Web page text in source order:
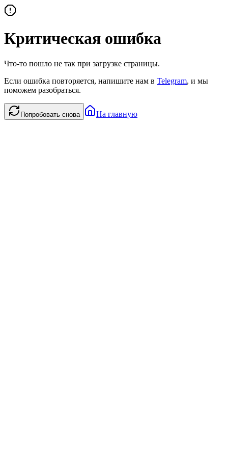
Критическая ошибка
Что-то пошло не так при загрузке страницы.
Если ошибка повторяется, напишите нам в Telegram, и мы
поможем разобраться.
Попробовать снова На главную